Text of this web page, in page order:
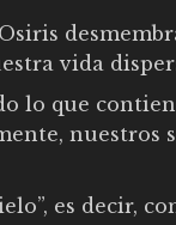
vida
lo que
es decir,